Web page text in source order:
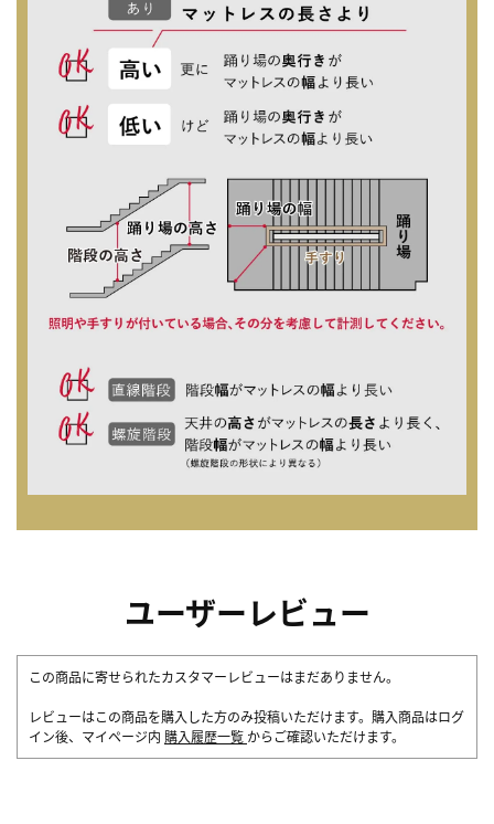
ユーザーレビュー
この商品に寄せられたカスタマーレビューはまだありません。
レビューはこの商品を購入した方のみ投稿いただけます。購入商品はログ
イン後、マイページ内 購入履歴一覧 からご確認いただけます。